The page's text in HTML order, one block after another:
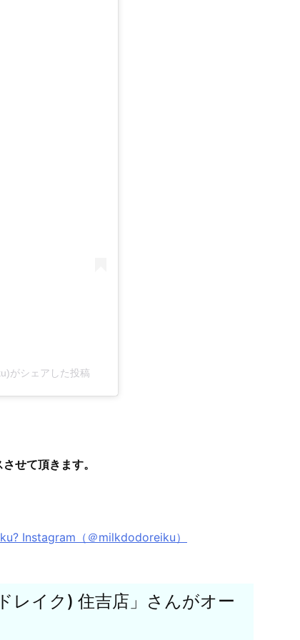
がシェアした投稿
せて頂きます。
Instagram（＠milkdodoreiku）
レイク) 住吉店」さんがオー